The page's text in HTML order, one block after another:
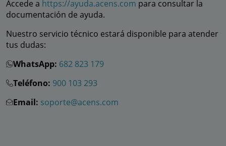
Accede a https://ayuda.acens.com para consultar la
documentación de ayuda.
Nuestro servicio técnico estará disponible para atender
tus dudas:
WhatsApp: 682 823 179
Teléfono: 900 103 293
Email: soporte@acens.com